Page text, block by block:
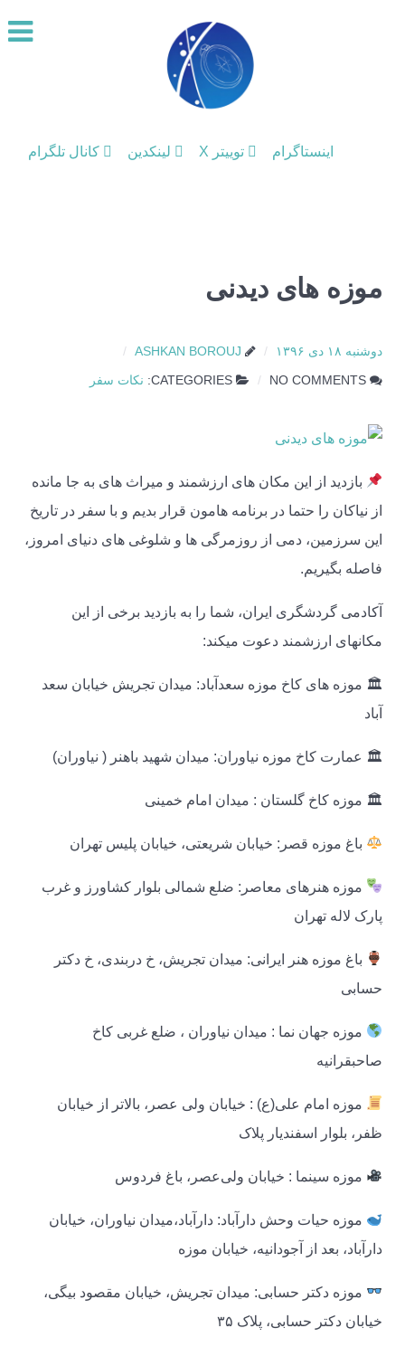
اینستاگرام توییتر X لینکدین کانال تلگرام
موزه های دیدنی
دوشنبه ۱۸ دی ۱۳۹۶ ASHKAN BOROUJ
NO COMMENTS
CATEGORIES: نکات سفر
بازدید از این مکان های ارزشمند و میراث های به جا مانده
از نیاکان را حتما در برنامه هامون قرار بدیم و با سفر در تاریخ
این سرزمین، دمی از روزمرگی ها و شلوغی های دنیای امروز،
فاصله بگیریم.
آکادمی گردشگری ایران، شما را به بازدید برخی از این
مکانهای ارزشمند دعوت میکند:
🏛 موزه های کاخ موزه سعدآباد: میدان تجریش خیابان سعد
آباد
🏛 عمارت کاخ موزه نیاوران: میدان شهید باهنر ( نیاوران)
🏛 موزه کاخ گلستان : میدان امام خمینی
باغ موزه قصر: خیابان شریعتی، خیابان پلیس تهران
موزه هنرهای معاصر: ضلع شمالی بلوار کشاورز و غرب
پارک لاله تهران
باغ موزه هنر ایرانی: میدان تجریش، خ دربندی، خ دکتر
حسابی
موزه جهان نما : میدان نیاوران ، ضلع غربی کاخ
صاحبقرانیه
موزه امام علی(ع) : خیابان ولی عصر، بالاتر از خیابان
ظفر، بلوار اسفندیار پلاک
موزه سینما : خیابان ولی‌عصر، باغ فردوس
موزه حیات وحش دارآباد: دارآباد،میدان نیاوران، خیابان
دارآباد، بعد از آجودانیه، خیابان موزه
موزه دکتر حسابی: میدان تجریش، خیابان مقصود بیگی،
خیابان دکتر حسابی، پلاک ۳۵